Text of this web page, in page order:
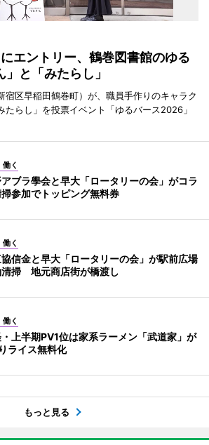
エントリー、鶴巻図書館のゆる
と「みたらし」
宿区早稲田鶴巻町）が、職員手作りのキャラク
たらし」を投票イベント「ゆるバース2026」
く
ブラ學会と早大「ロータリーの会」がコラ
参加でトッピング無料券
く
信金と早大「ロータリーの会」が駅前広場
清掃 地元商店街が橋渡し
く
上半期PV1位は家系ラーメン「武道家」が
ライス無料化
もっと見る